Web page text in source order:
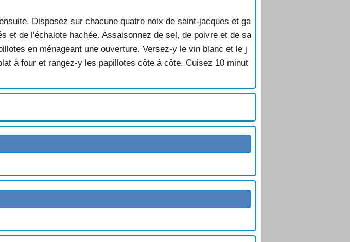
Disposez sur chacune quatre noix de saint-jacques et ga
et de l'échalote hachée. Assaisonnez de sel, de poivre et de sa
en ménageant une ouverture. Versez-y le vin blanc et le j
à four et rangez-y les papillotes côte à côte. Cuisez 10 minut